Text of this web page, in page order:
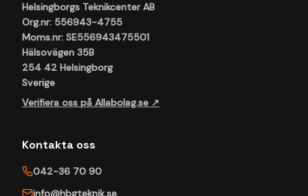
Helsingborgs Teknikcenter AB
Org.nr: 556943-4755
Moms.nr: SE556943475501
Hälsovägen 35B
254 42 Helsingborg
Sverige
Verifiera oss på Allabolag.se ↗
Kontakta oss
042-36 70 90
info@hbgteknik.se